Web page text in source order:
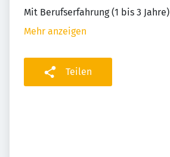
Mit Berufserfahrung (1 bis 3 Jahre)
Mehr anzeigen
Teilen